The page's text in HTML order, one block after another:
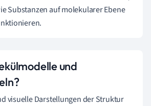
Substanzen auf molekularer Ebene
und
visuelle Darstellungen der Struktur